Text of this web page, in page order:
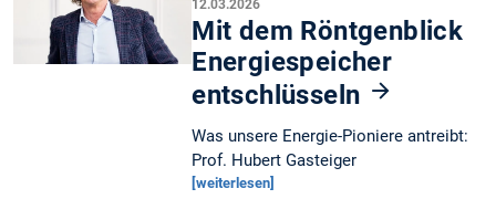
12.03.2026
Mit dem Röntgenblick
Energiespeicher
entschlüsseln
Was unsere Energie-Pioniere antreibt:
Prof. Hubert Gasteiger
[weiterlesen]